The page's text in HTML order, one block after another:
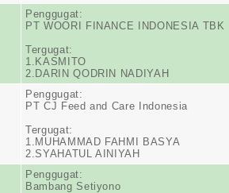
Penggugat:
PT WOORI FINANCE INDONESIA TBK
Tergugat:
1.KASMITO
2.DARIN QODRIN NADIYAH
Penggugat:
PT CJ Feed and Care Indonesia
Tergugat:
1.MUHAMMAD FAHMI BASYA
2.SYAHATUL AINIYAH
Penggugat:
Bambang Setiyono